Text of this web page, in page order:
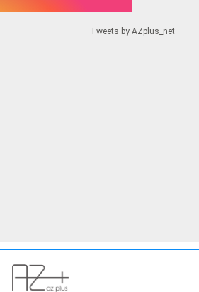
Tweets by AZplus_net